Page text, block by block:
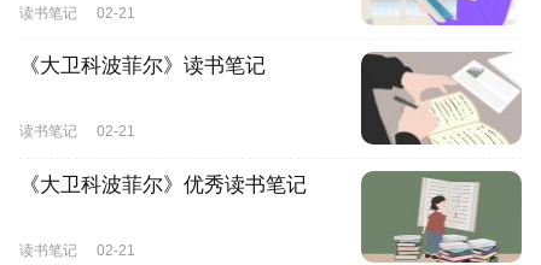
读书笔记 02-21
《大卫科波菲尔》读书笔记
读书笔记 02-21
《大卫科波菲尔》优秀读书笔记
读书笔记 02-21